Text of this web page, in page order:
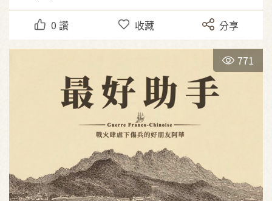
0 讚 收藏 分享
771